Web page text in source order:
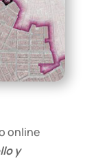
online
y